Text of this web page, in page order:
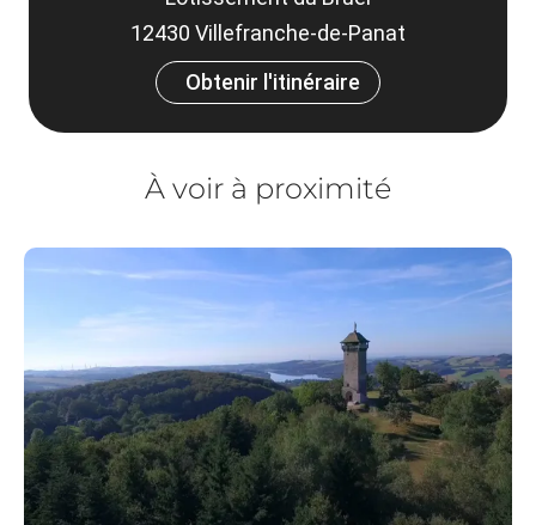
12430 Villefranche-de-Panat
Obtenir l'itinéraire
À voir à proximité